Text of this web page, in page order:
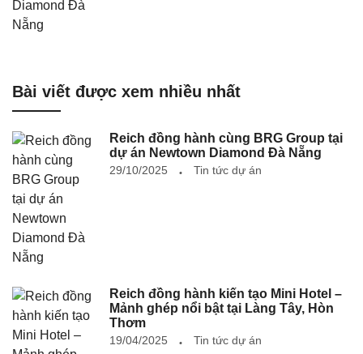
Bài viết được xem nhiều nhất
Reich đồng hành cùng BRG Group tại
dự án Newtown Diamond Đà Nẵng
29/10/2025 Tin tức dự án
Reich đồng hành kiến tạo Mini Hotel –
Mảnh ghép nổi bật tại Làng Tây, Hòn
Thơm
19/04/2025 Tin tức dự án